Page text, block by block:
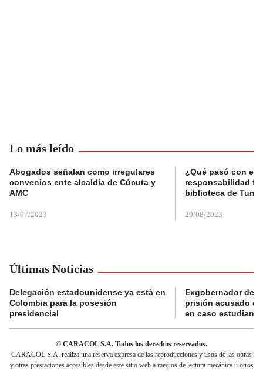
Lo más leído
Abogados señalan como irregulares
convenios ente alcaldía de Cúcuta y
AMC
13/07/2023
¿Qué pasó con el
responsabilidad
biblioteca de
29/08/2023
Últimas Noticias
Delegación estadounidense ya está en
Colombia para la posesión
presidencial
Exgobernador de
prisión acusado
en caso
© CARACOL S.A. Todos los derechos reservados.
CARACOL S.A. realiza una reserva expresa de las reproducciones y usos de las obras
y otras prestaciones accesibles desde este sitio web a medios de lectura mecánica u otros